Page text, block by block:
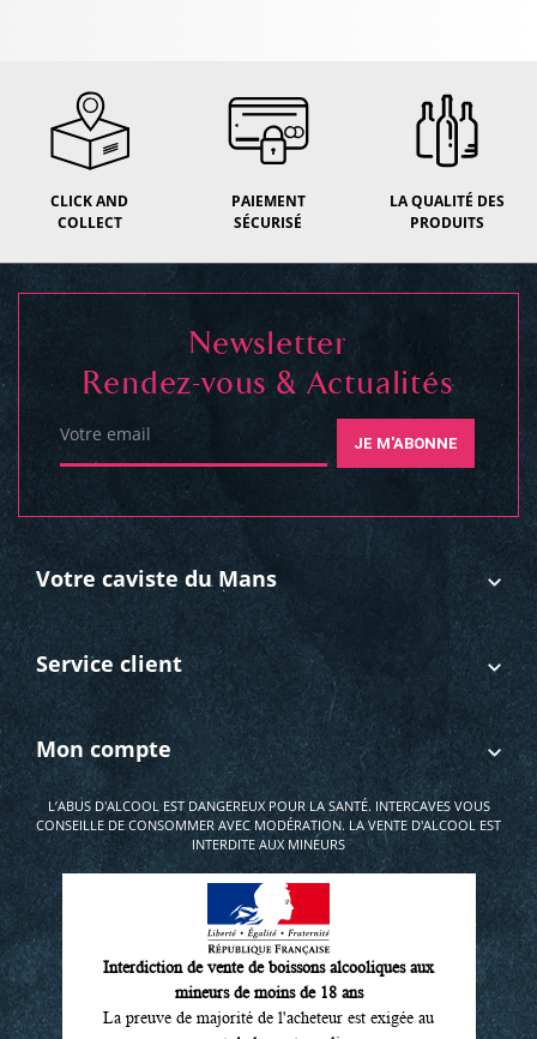
CLICK AND
COLLECT
PAIEMENT
SÉCURISÉ
LA QUALITÉ DES
PRODUITS
Votre caviste du Mans
Service client
Mon compte
Newsletter
Rendez-vous & Actualités
Votre email JE M'ABONNE
L’ABUS D'ALCOOL EST DANGEREUX POUR LA SANTÉ. INTERCAVES VOUS
CONSEILLE DE CONSOMMER AVEC MODÉRATION. LA VENTE D'ALCOOL EST
INTERDITE AUX MINEURS
Interdiction de vente de boissons alcooliques aux
mineurs de moins de 18 ans
La preuve de majorité de l'acheteur est exigée au